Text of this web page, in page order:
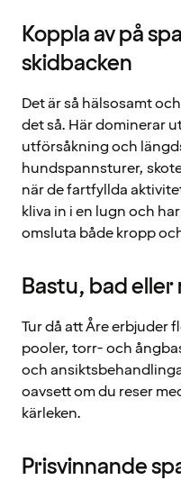
Koppla av på
skidbacken
Det är så hälsosamt
det så. Här dominerar
utförsåkning och
hundspannsturer,
när de fartfyllda
kliva in i en lugn och
omsluta både kropp
Bastu, bad eller
Tur då att Åre erbjuder
pooler, torr- och
och
oavsett om du reser
kärleken.
Prisvinnande